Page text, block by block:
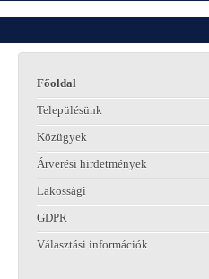
Főoldal
Településünk
Közügyek
Árverési hirdetmények
Lakossági
GDPR
Választási információk